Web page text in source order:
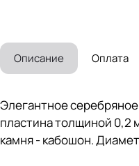
Описание Оплата
Элегантное
пластина толщиной 0,2
камня - кабошон.